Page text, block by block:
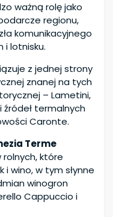
ważną rolę jako
regionu,
komunikacyjnego
i lotnisku.
z jednej strony
znanej na tych
– Lametini,
termalnych
Caronte.
Terme
które
i wino, w tym słynne
winogron
Cappuccio i